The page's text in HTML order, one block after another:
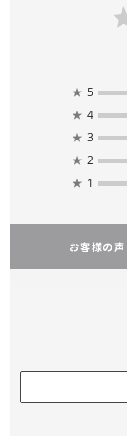
★ 5
★ 4
★ 3
★ 2
★ 1
お客様の声